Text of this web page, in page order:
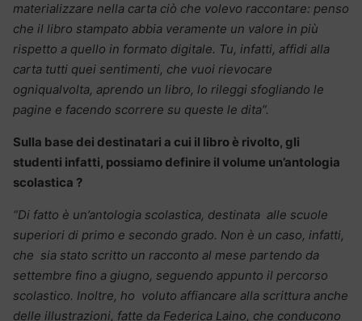
materializzare nella carta ciò che volevo raccontare: penso
che il libro stampato abbia veramente un valore in più
rispetto a quello in formato digitale. Tu, infatti, affidi alla
carta tutti quei sentimenti, che vuoi rievocare
ogniqualvolta, aprendo un libro, lo rileggi sfogliando le
pagine e facendo scorrere su queste le dita”.
Sulla base dei destinatari a cui il libro è rivolto, gli
studenti infatti, possiamo definire il volume un’antologia
scolastica ?
“Di fatto è un’antologia scolastica, destinata alle scuole
superiori di primo e secondo grado. Non è un caso, infatti,
che sia stato scritto un racconto al mese partendo da
settembre fino a giugno, seguendo appunto il percorso
scolastico. Inoltre, ho voluto affiancare alla scrittura anche
delle illustrazioni, fatte da Federica Laino, che conducono